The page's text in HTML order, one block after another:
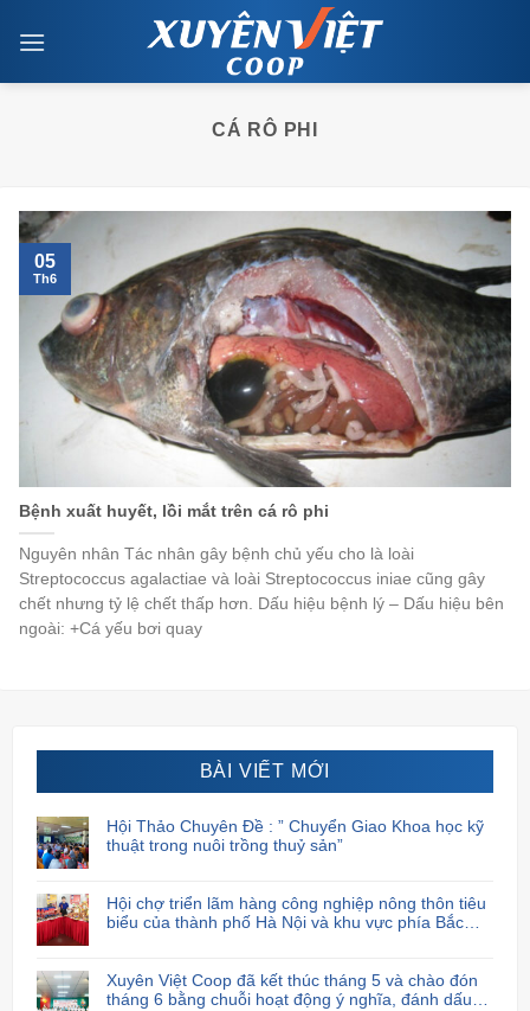
CÁ RÔ PHI
Bệnh xuất huyết, lồi mắt trên cá rô phi
Nguyên nhân Tác nhân gây bệnh chủ yếu cho là loài
Streptococcus agalactiae và loài Streptococcus iniae cũng gây
chết nhưng tỷ lệ chết thấp hơn. Dấu hiệu bệnh lý – Dấu hiệu bên
ngoài: +Cá yếu bơi quay
05
Th6
BÀI VIẾT MỚI
Hội Thảo Chuyên Đề : ” Chuyển Giao Khoa học kỹ
thuật trong nuôi trồng thuỷ sản”
Hội chợ triển lãm hàng công nghiệp nông thôn tiêu
biểu của thành phố Hà Nội và khu vực phía Bắc
Xuyên Việt Coop đã kết thúc tháng 5 và chào đón
tháng 6 bằng chuỗi hoạt động ý nghĩa, đánh dấu